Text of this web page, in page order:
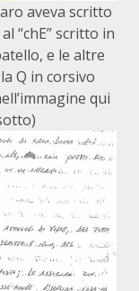
aveva scritto
“chE” scritto in
e le altre
Q in corsivo
qui